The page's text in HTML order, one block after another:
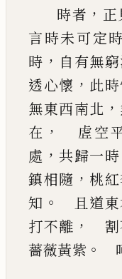
時者 ， 正
言時未可定時
時 ， 自有無
透心懷 ， 此
無東西南北 ，
在 ， 虗空
處 ， 共歸一時
鎮相隨 ， 桃
知 。 且道東
打不離 ， 割
薔薇黃紫 。